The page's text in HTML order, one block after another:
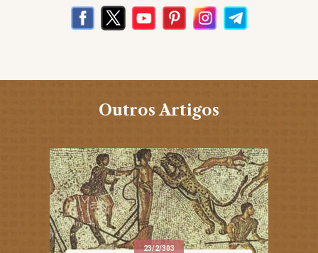
Outros Artigos
23/2/303